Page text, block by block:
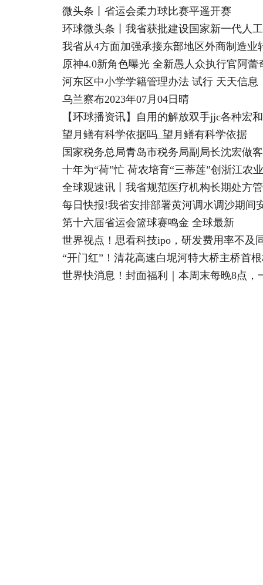
微头条丨省运会柔力球比赛平遥开赛
环球微头条丨我省获批建设国家新一代人
我省从4方面加强承接东部地区外商制造业
原神4.0新角色曝光 全新愚人众执行官阿蕾
河东区中小学学籍管理办法 试行 天天信息
乌兰察布2023年07月04日晴
【环球播资讯】自用的解放双手jjc各种宏
望月鳝有科学依据吗_望月鳝有科学依据
十年为“荷”忙 荷农培育“三蒂莲”创浙江农
全球观速讯丨我省规范医疗机构长期处方
每日快报!我省安排部署黄河调水调沙期间
第十六届省运会篮球赛鸣金 全球最新
世界视点！思看科技ipo，研发费用率不及
“开门红”！清花高速白坭河特大桥主桥首
世界快消息！封面福利｜本周末每晚8点